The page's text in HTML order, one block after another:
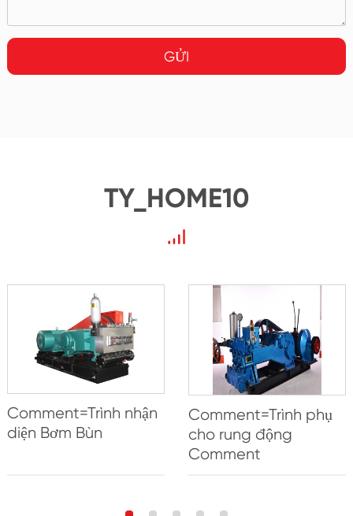
GỬI
TY_HOME10
Comment=Trình nhận
diện Bơm Bùn
Comment=Trình phụ
cho rung động
Comment